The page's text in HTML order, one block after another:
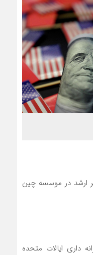
ارشد در موسسه چین
داری ایالات متحده